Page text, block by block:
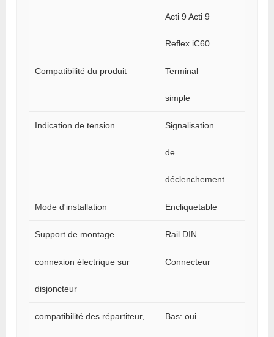
Acti 9 Acti 9
Reflex iC60
Compatibilité du produit Terminal
simple
Indication de tension Signalisation
de
déclenchement
Mode d'installation Encliquetable
Support de montage Rail DIN
connexion électrique sur
disjoncteur
Connecteur
compatibilité des répartiteur, Bas: oui